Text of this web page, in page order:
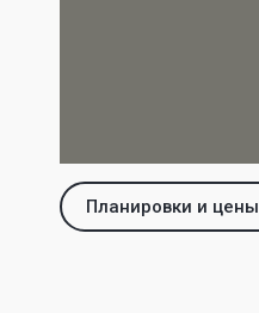
Планировки и цены